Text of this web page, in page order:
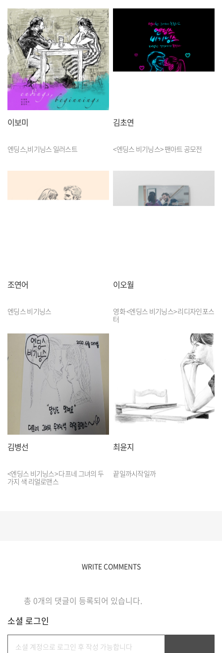
이보미
엔딩스,비기닝스 일러스트
김초연
<엔딩스 비기닝스> 팬아트 공모전
조연어
엔딩스 비기닝스
이오월
영화 <엔딩스 비기닝스> 리디자인포스
터
김병선
<엔딩스 비기닝스> 다프네 그녀의 두
가지 색 리얼로맨스
최윤지
끝일까시작일까
WRITE COMMENTS
총 0개의 댓글이 등록되어 있습니다.
소셜 로그인